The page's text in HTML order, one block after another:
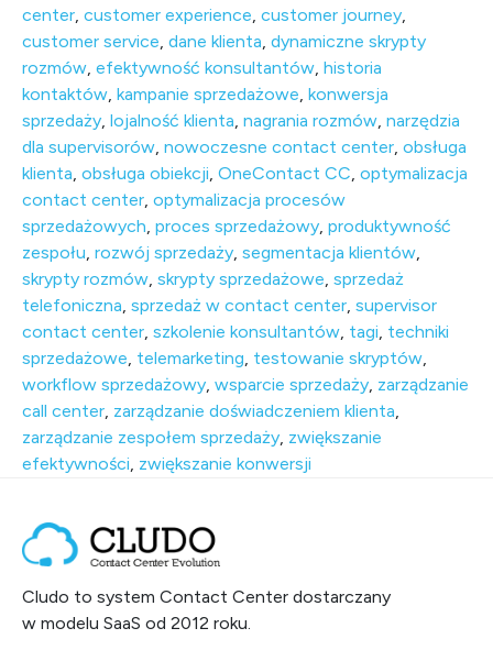
center, customer experience, customer journey,
customer service, dane klienta, dynamiczne skrypty
rozmów, efektywność konsultantów, historia
kontaktów, kampanie sprzedażowe, konwersja
sprzedaży, lojalność klienta, nagrania rozmów, narzędzia
dla supervisorów, nowoczesne contact center, obsługa
klienta, obsługa obiekcji, OneContact CC, optymalizacja
contact center, optymalizacja procesów
sprzedażowych, proces sprzedażowy, produktywność
zespołu, rozwój sprzedaży, segmentacja klientów,
skrypty rozmów, skrypty sprzedażowe, sprzedaż
telefoniczna, sprzedaż w contact center, supervisor
contact center, szkolenie konsultantów, tagi, techniki
sprzedażowe, telemarketing, testowanie skryptów,
workflow sprzedażowy, wsparcie sprzedaży, zarządzanie
call center, zarządzanie doświadczeniem klienta,
zarządzanie zespołem sprzedaży, zwiększanie
efektywności, zwiększanie konwersji
Cludo to system Contact Center dostarczany
w modelu SaaS od 2012 roku.